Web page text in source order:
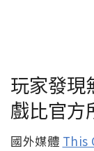
玩家發現
戲比官方
國外媒體 This